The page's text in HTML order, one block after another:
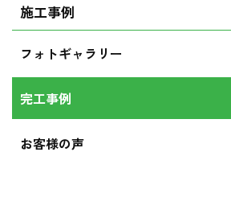
施工事例
フォトギャラリー
完工事例
お客様の声